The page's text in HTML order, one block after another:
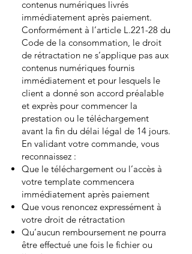
contenus numériques livrés
immédiatement après paiement.
Conformément à l’article L.221-28 du
Code de la consommation, le droit
de rétractation ne s’applique pas aux
contenus numériques fournis
immédiatement et pour lesquels le
client a donné son accord préalable
et exprès pour commencer la
prestation ou le téléchargement
avant la fin du délai légal de 14 jours.
En validant votre commande, vous
reconnaissez :
Que le téléchargement ou l’accès à
votre template commencera
immédiatement après paiement
Que vous renoncez expressément à
votre droit de rétractation
Qu’aucun remboursement ne pourra
être effectué une fois le fichier ou